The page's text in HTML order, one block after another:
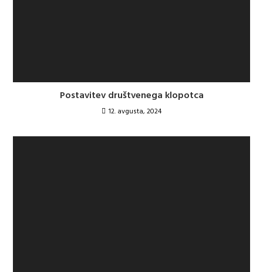
Postavitev društvenega klopotca
12. avgusta, 2024